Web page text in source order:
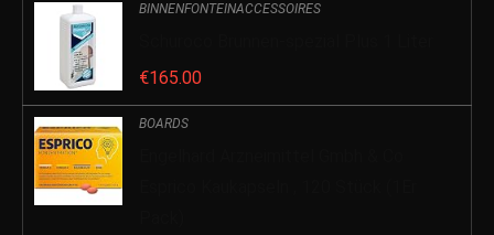
BINNENFONTEINACCESSOIRES
€165.00
BOARDS